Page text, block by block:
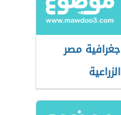
جغرافية مصر
الزراعية